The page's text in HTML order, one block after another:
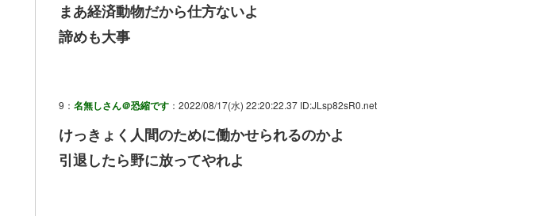
まあ経済動物だから仕方ないよ
諦めも大事
9： 名無しさん＠恐縮です ：2022/08/17(水) 22:20:22.37 ID:JLsp82sR0.net
けっきょく人間のために働かせられるのかよ
引退したら野に放ってやれよ